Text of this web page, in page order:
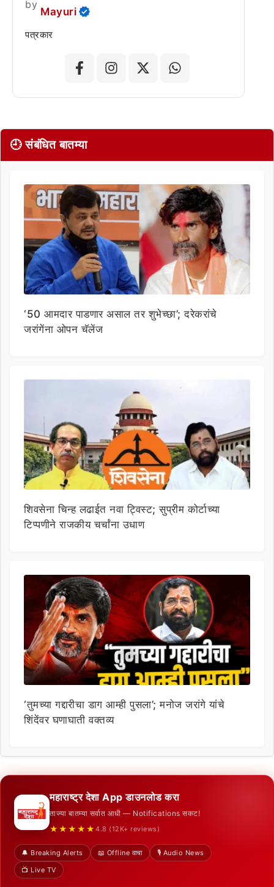
by
Mayuri
पत्रकार
🕘 संबंधित बातम्या
‘50 आमदार पाडणार असाल तर शुभेच्छा’; दरेकरांचे
जरांगेंना ओपन चॅलेंज
शिवसेना चिन्ह लढाईत नवा ट्विस्ट; सुप्रीम कोर्टाच्या
टिप्पणीने राजकीय चर्चांना उधाण
‘तुमच्या गद्दारीचा डाग आम्ही पुसला’; मनोज जरांगे यांचे
शिंदेंवर घणाघाती वक्तव्य
महाराष्ट्र देशा App डाउनलोड करा
ताज्या बातम्या सर्वात आधी — Notifications सकट!
★★★★★ 4.8 (12K+ reviews)
🔔 Breaking Alerts 📖 Offline वाचा
🎙️ Audio News
📺 Live TV